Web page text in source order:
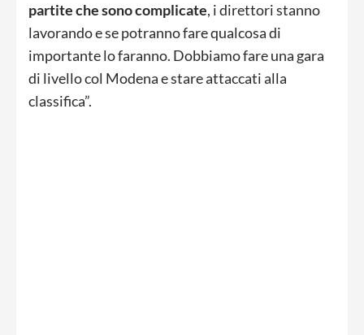
partite che sono complicate, i direttori stanno
lavorando e se potranno fare qualcosa di
importante lo faranno. Dobbiamo fare una gara
di livello col Modena e stare attaccati alla
classifica”.